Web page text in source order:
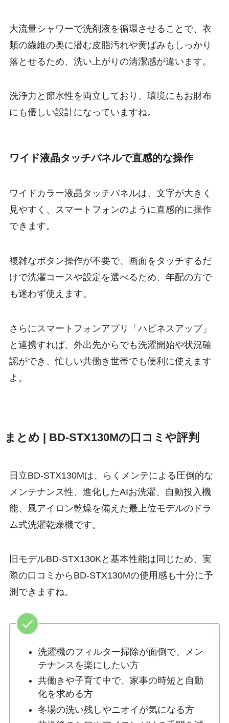
大流量シャワーで洗剤液を循環させることで、衣
類の繊維の奥に潜む皮脂汚れや黄ばみもしっかり
落とせるため、洗い上がりの清潔感が違います。
洗浄力と節水性を両立しており、環境にもお財布
にも優しい設計になっていますね。
ワイド液晶タッチパネルで直感的な操作
ワイドカラー液晶タッチパネルは、文字が大きく
見やすく、スマートフォンのように直感的に操作
できます。
複雑なボタン操作が不要で、画面をタッチするだ
けで洗濯コースや設定を選べるため、年配の方で
も迷わず使えます。
さらにスマートフォンアプリ「ハピネスアップ」
と連携すれば、外出先からでも洗濯開始や状況確
認ができ、忙しい共働き世帯でも便利に使えます
よ。
まとめ | BD-STX130Mの口コミや評判
日立BD-STX130Mは、らくメンテによる圧倒的な
メンテナンス性、進化したAIお洗濯、自動投入機
能、風アイロン乾燥を備えた最上位モデルのドラ
ム式洗濯乾燥機です。
旧モデルBD-STX130Kと基本性能は同じため、実
際の口コミからBD-STX130Mの使用感も十分に予
測できますね。
洗濯機のフィルター掃除が面倒で、メン
テナンスを楽にしたい方
共働きや子育て中で、家事の時短と自動
化を求める方
冬場の洗い残しやニオイが気になる方